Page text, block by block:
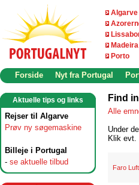
Algarve
Madeira
Porto
Forside Nyt fra Portugal
Aktuelle tips og links
Rejser til Algarve
Prøv ny søgemaskine
Billeje i Portugal
- se aktuelle tilbud
Find
Alle
Under
Klik evt.
Faro